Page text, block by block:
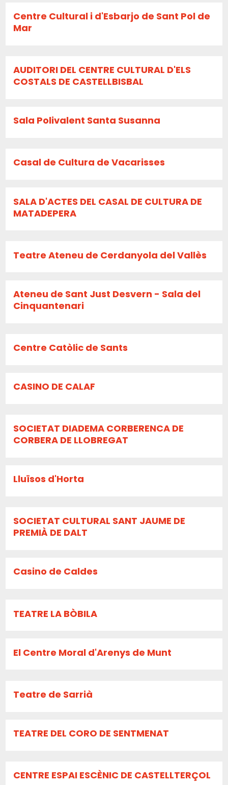
Centre Cultural i d'Esbarjo de Sant Pol de
Mar
AUDITORI DEL CENTRE CULTURAL D'ELS
COSTALS DE CASTELLBISBAL
Sala Polivalent Santa Susanna
Casal de Cultura de Vacarisses
SALA D'ACTES DEL CASAL DE CULTURA DE
MATADEPERA
Teatre Ateneu de Cerdanyola del Vallès
Ateneu de Sant Just Desvern - Sala del
Cinquantenari
Centre Catòlic de Sants
CASINO DE CALAF
SOCIETAT DIADEMA CORBERENCA DE
CORBERA DE LLOBREGAT
Lluïsos d'Horta
SOCIETAT CULTURAL SANT JAUME DE
PREMIÀ DE DALT
Casino de Caldes
TEATRE LA BÒBILA
El Centre Moral d'Arenys de Munt
Teatre de Sarrià
TEATRE DEL CORO DE SENTMENAT
CENTRE ESPAI ESCÈNIC DE CASTELLTERÇOL